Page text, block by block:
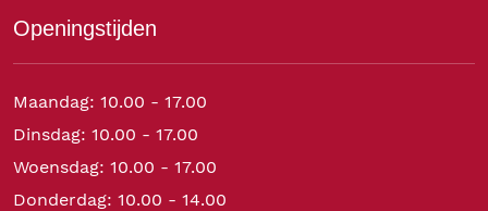
Openingstijden
Maandag: 10.00 - 17.00
Dinsdag: 10.00 - 17.00
Woensdag: 10.00 - 17.00
Donderdag: 10.00 - 14.00